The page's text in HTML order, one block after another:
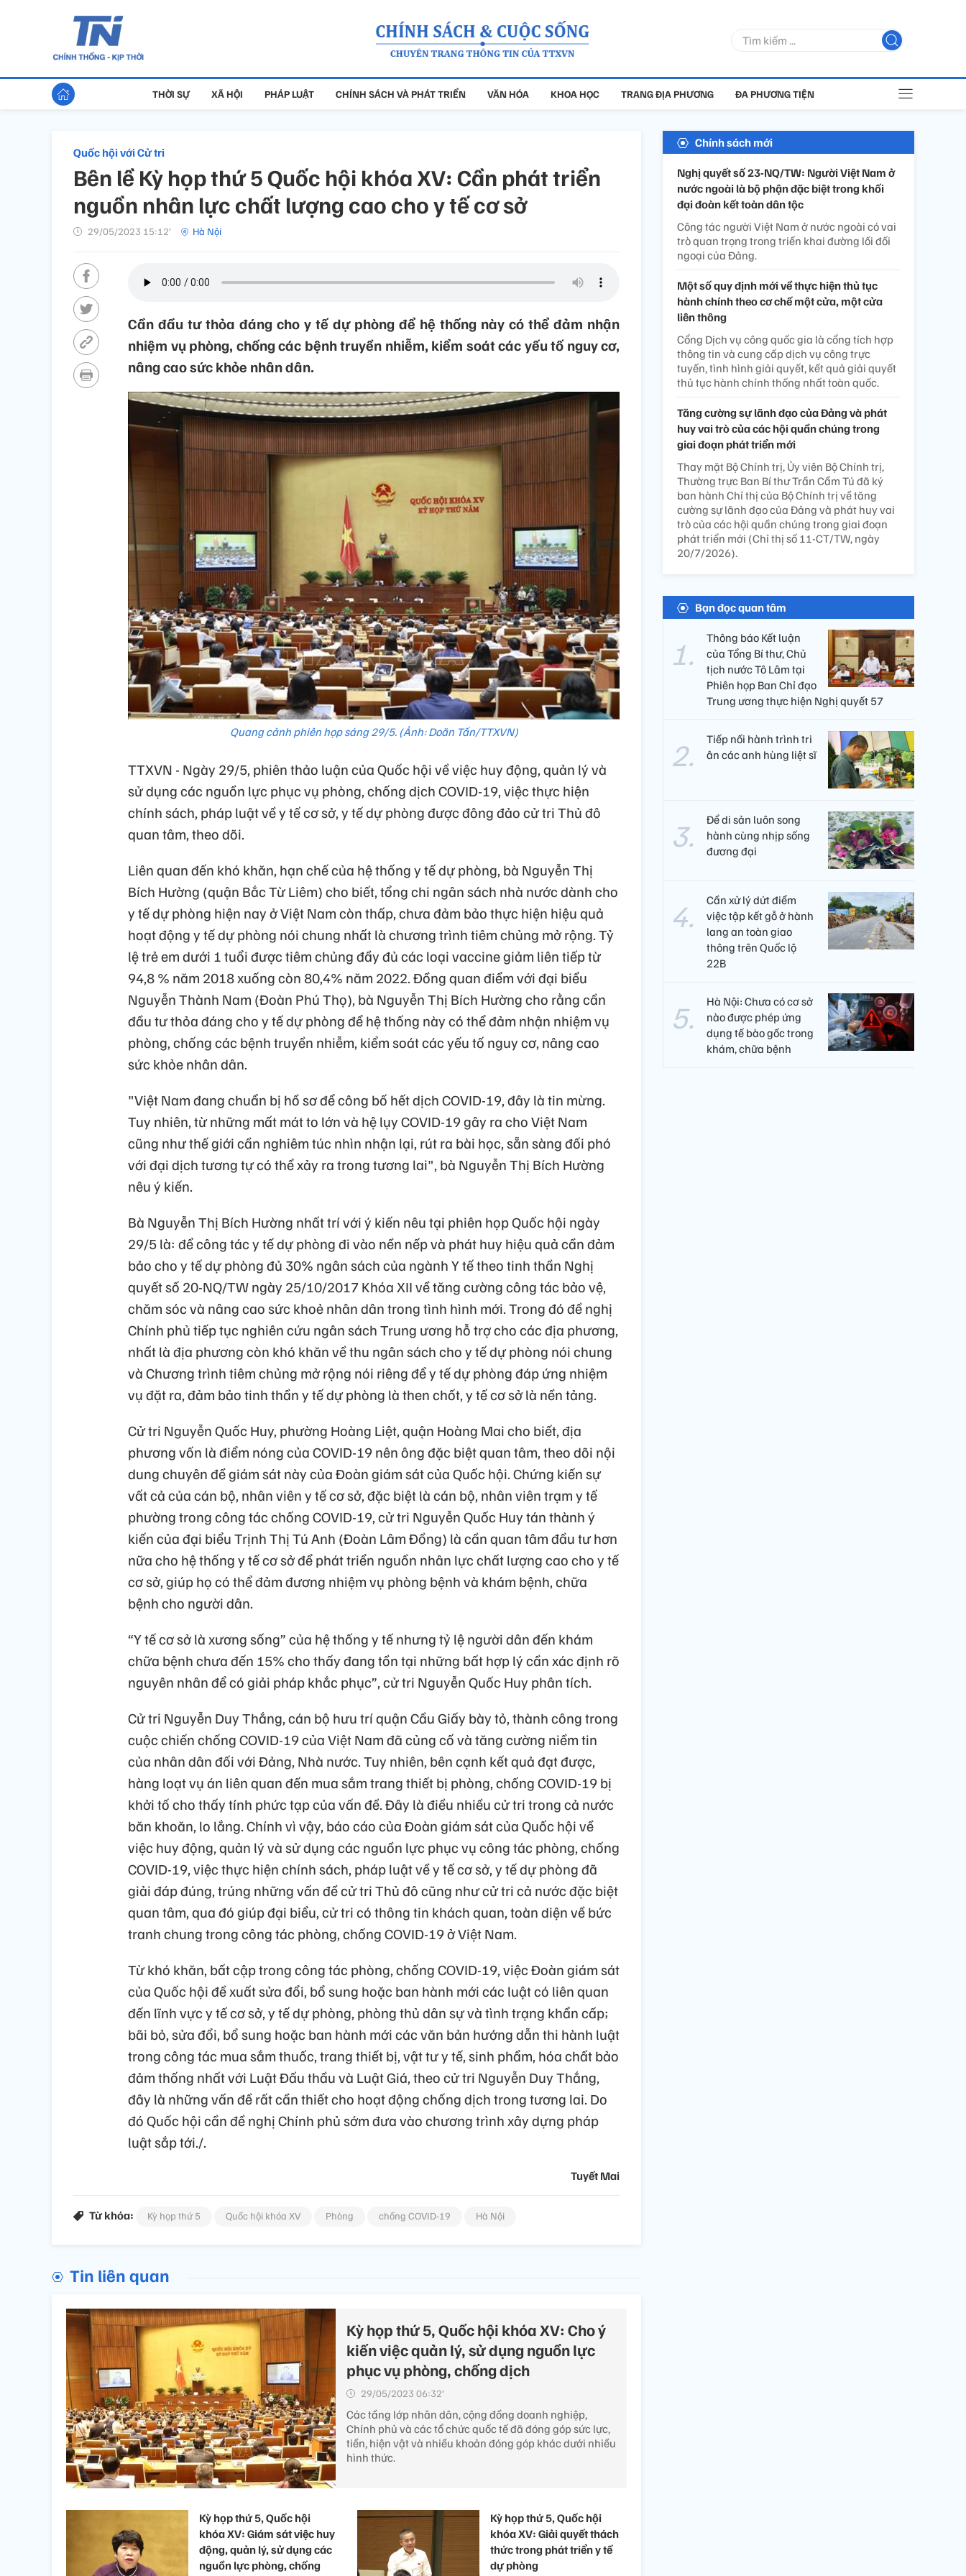
THỜI SỰ XÃ HỘI PHÁP LUẬT CHÍNH SÁCH VÀ PHÁT TRIỂN VĂN HÓA KHOA HỌC TRANG ĐỊA PHƯƠNG ĐA PHƯƠNG TIỆN
Quốc hội với Cử tri
Bên lề Kỳ họp thứ 5 Quốc hội khóa XV: Cần phát triển
nguồn nhân lực chất lượng cao cho y tế cơ sở
29/05/2023 15:12’ Hà Nội
Cần đầu tư thỏa đáng cho y tế dự phòng để hệ thống này có thể đảm nhận
nhiệm vụ phòng, chống các bệnh truyền nhiễm, kiểm soát các yếu tố nguy cơ,
nâng cao sức khỏe nhân dân.
Quang cảnh phiên họp sáng 29/5. (Ảnh: Doãn Tấn/TTXVN)
TTXVN - Ngày 29/5, phiên thảo luận của Quốc hội về việc huy động, quản lý và
sử dụng các nguồn lực phục vụ phòng, chống dịch COVID-19, việc thực hiện
chính sách, pháp luật về y tế cơ sở, y tế dự phòng được đông đảo cử tri Thủ đô
quan tâm, theo dõi.
Liên quan đến khó khăn, hạn chế của hệ thống y tế dự phòng, bà Nguyễn Thị
Bích Hường (quận Bắc Từ Liêm) cho biết, tổng chi ngân sách nhà nước dành cho
y tế dự phòng hiện nay ở Việt Nam còn thấp, chưa đảm bảo thực hiện hiệu quả
hoạt động y tế dự phòng nói chung nhất là chương trình tiêm chủng mở rộng. Tỷ
lệ trẻ em dưới 1 tuổi được tiêm chủng đầy đủ các loại vaccine giảm liên tiếp từ
94,8 % năm 2018 xuống còn 80,4% năm 2022. Đồng quan điểm với đại biểu
Nguyễn Thành Nam (Đoàn Phú Thọ), bà Nguyễn Thị Bích Hường cho rằng cần
đầu tư thỏa đáng cho y tế dự phòng để hệ thống này có thể đảm nhận nhiệm vụ
phòng, chống các bệnh truyền nhiễm, kiểm soát các yếu tố nguy cơ, nâng cao
sức khỏe nhân dân.
"Việt Nam đang chuẩn bị hồ sơ để công bố hết dịch COVID-19, đây là tin mừng.
Tuy nhiên, từ những mất mát to lớn và hệ lụy COVID-19 gây ra cho Việt Nam
cũng như thế giới cần nghiêm túc nhìn nhận lại, rút ra bài học, sẵn sàng đối phó
với đại dịch tương tự có thể xảy ra trong tương lai", bà Nguyễn Thị Bích Hường
nêu ý kiến.
Bà Nguyễn Thị Bích Hường nhất trí với ý kiến nêu tại phiên họp Quốc hội ngày
29/5 là: để công tác y tế dự phòng đi vào nền nếp và phát huy hiệu quả cần đảm
bảo cho y tế dự phòng đủ 30% ngân sách của ngành Y tế theo tinh thần Nghị
quyết số 20-NQ/TW ngày 25/10/2017 Khóa XII về tăng cường công tác bảo vệ,
chăm sóc và nâng cao sức khoẻ nhân dân trong tình hình mới. Trong đó đề nghị
Chính phủ tiếp tục nghiên cứu ngân sách Trung ương hỗ trợ cho các địa phương,
nhất là địa phương còn khó khăn về thu ngân sách cho y tế dự phòng nói chung
và Chương trình tiêm chủng mở rộng nói riêng để y tế dự phòng đáp ứng nhiệm
vụ đặt ra, đảm bảo tinh thần y tế dự phòng là then chốt, y tế cơ sở là nền tảng.
Cử tri Nguyễn Quốc Huy, phường Hoàng Liệt, quận Hoàng Mai cho biết, địa
phương vốn là điểm nóng của COVID-19 nên ông đặc biệt quan tâm, theo dõi nội
dung chuyên đề giám sát này của Đoàn giám sát của Quốc hội. Chứng kiến sự
vất cả của cán bộ, nhân viên y tế cơ sở, đặc biệt là cán bộ, nhân viên trạm y tế
phường trong công tác chống COVID-19, cử tri Nguyễn Quốc Huy tán thành ý
kiến của đại biểu Trịnh Thị Tú Anh (Đoàn Lâm Đồng) là cần quan tâm đầu tư hơn
nữa cho hệ thống y tế cơ sở để phát triển nguồn nhân lực chất lượng cao cho y tế
cơ sở, giúp họ có thể đảm đương nhiệm vụ phòng bệnh và khám bệnh, chữa
bệnh cho người dân.
“Y tế cơ sở là xương sống” của hệ thống y tế nhưng tỷ lệ người dân đến khám
chữa bệnh chưa đến 15% cho thấy đang tồn tại những bất hợp lý cần xác định rõ
nguyên nhân để có giải pháp khắc phục”, cử tri Nguyễn Quốc Huy phân tích.
Cử tri Nguyễn Duy Thắng, cán bộ hưu trí quận Cầu Giấy bày tỏ, thành công trong
cuộc chiến chống COVID-19 của Việt Nam đã củng cố và tăng cường niềm tin
của nhân dân đối với Đảng, Nhà nước. Tuy nhiên, bên cạnh kết quả đạt được,
hàng loạt vụ án liên quan đến mua sắm trang thiết bị phòng, chống COVID-19 bị
khởi tố cho thấy tính phức tạp của vấn đề. Đây là điều nhiều cử tri trong cả nước
băn khoăn, lo lắng. Chính vì vậy, báo cáo của Đoàn giám sát của Quốc hội về
việc huy động, quản lý và sử dụng các nguồn lực phục vụ công tác phòng, chống
COVID-19, việc thực hiện chính sách, pháp luật về y tế cơ sở, y tế dự phòng đã
giải đáp đúng, trúng những vấn đề cử tri Thủ đô cũng như cử tri cả nước đặc biệt
quan tâm, qua đó giúp đại biểu, cử tri có thông tin khách quan, toàn diện về bức
tranh chung trong công tác phòng, chống COVID-19 ở Việt Nam.
Từ khó khăn, bất cập trong công tác phòng, chống COVID-19, việc Đoàn giám sát
của Quốc hội đề xuất sửa đổi, bổ sung hoặc ban hành mới các luật có liên quan
đến lĩnh vực y tế cơ sở, y tế dự phòng, phòng thủ dân sự và tình trạng khẩn cấp;
bãi bỏ, sửa đổi, bổ sung hoặc ban hành mới các văn bản hướng dẫn thi hành luật
trong công tác mua sắm thuốc, trang thiết bị, vật tư y tế, sinh phẩm, hóa chất bảo
đảm thống nhất với Luật Đấu thầu và Luật Giá, theo cử tri Nguyễn Duy Thắng,
đây là những vấn đề rất cần thiết cho hoạt động chống dịch trong tương lai. Do
đó Quốc hội cần đề nghị Chính phủ sớm đưa vào chương trình xây dựng pháp
luật sắp tới./.
Tuyết Mai
Từ khóa: Kỳ họp thứ 5 Quốc hội khóa XV Phòng chống COVID-19 Hà Nội
Tin liên quan
Kỳ họp thứ 5, Quốc hội khóa XV: Cho ý
kiến việc quản lý, sử dụng nguồn lực
phục vụ phòng, chống dịch
29/05/2023 06:32’
Các tầng lớp nhân dân, cộng đồng doanh nghiệp,
Chính phủ và các tổ chức quốc tế đã đóng góp sức lực,
tiền, hiện vật và nhiều khoản đóng góp khác dưới nhiều
hình thức.
Kỳ họp thứ 5, Quốc hội
khóa XV: Giám sát việc huy
động, quản lý, sử dụng các
nguồn lực phòng, chống
Kỳ họp thứ 5, Quốc hội
khóa XV: Giải quyết thách
thức trong phát triển y tế
dự phòng
Chính sách mới
Nghị quyết số 23-NQ/TW: Người Việt Nam ở
nước ngoài là bộ phận đặc biệt trong khối
đại đoàn kết toàn dân tộc
Công tác người Việt Nam ở nước ngoài có vai
trò quan trọng trong triển khai đường lối đối
ngoại của Đảng.
Một số quy định mới về thực hiện thủ tục
hành chính theo cơ chế một cửa, một cửa
liên thông
Cổng Dịch vụ công quốc gia là cổng tích hợp
thông tin và cung cấp dịch vụ công trực
tuyến, tình hình giải quyết, kết quả giải quyết
thủ tục hành chính thống nhất toàn quốc.
Tăng cường sự lãnh đạo của Đảng và phát
huy vai trò của các hội quần chúng trong
giai đoạn phát triển mới
Thay mặt Bộ Chính trị, Ủy viên Bộ Chính trị,
Thường trực Ban Bí thư Trần Cẩm Tú đã ký
ban hành Chỉ thị của Bộ Chính trị về tăng
cường sự lãnh đạo của Đảng và phát huy vai
trò của các hội quần chúng trong giai đoạn
phát triển mới (Chỉ thị số 11-CT/TW, ngày
20/7/2026).
Bạn đọc quan tâm
Thông báo Kết luận
của Tổng Bí thư, Chủ
tịch nước Tô Lâm tại
Phiên họp Ban Chỉ đạo
Trung ương thực hiện Nghị quyết 57
Tiếp nối hành trình tri
ân các anh hùng liệt sĩ
Để di sản luôn song
hành cùng nhịp sống
đương đại
Cần xử lý dứt điểm
việc tập kết gỗ ở hành
lang an toàn giao
thông trên Quốc lộ
22B
Hà Nội: Chưa có cơ sở
nào được phép ứng
dụng tế bào gốc trong
khám, chữa bệnh